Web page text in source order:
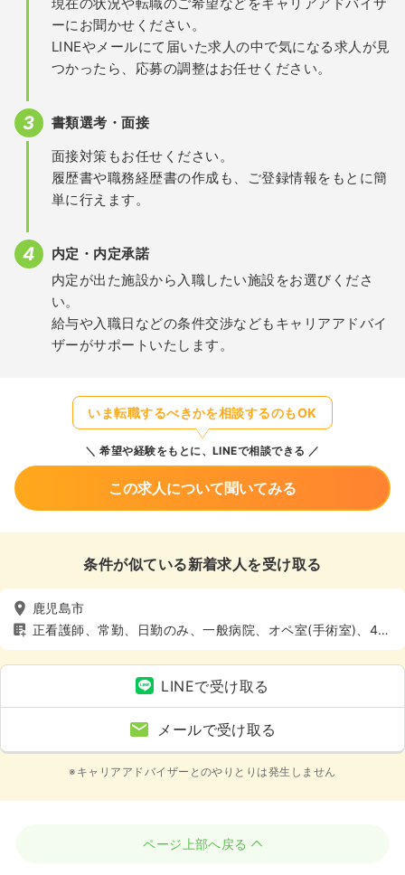
ーにお聞かせください。
LINEやメールにて届いた求人の中で気になる求人が見
つかったら、応募の調整はお任せください。
書類選考・面接
面接対策もお任せください。
履歴書や職務経歴書の作成も、ご登録情報をもとに簡
単に行えます。
内定・内定承諾
内定が出た施設から入職したい施設をお選びくださ
い。
給与や入職日などの条件交渉などもキャリアアドバイ
ザーがサポートいたします。
いま転職するべきかを相談するのもOK
希望や経験をもとに、LINEで相談できる
この求人について聞いてみる
条件が似ている新着求人を受け取る
鹿児島市
正看護師、常勤、日勤のみ、一般病院、オペ室(手術室)、4週
8休以上
LINEで受け取る
メールで受け取る
※キャリアアドバイザーとのやりとりは発生しません
ページ上部へ戻る